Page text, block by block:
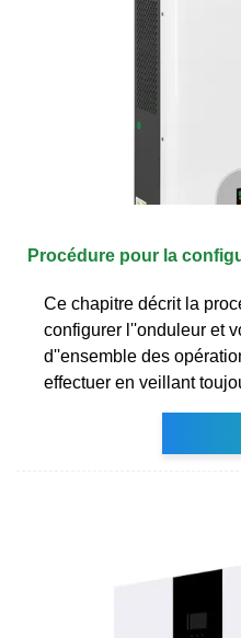
Procédure pour la
Ce chapitre décrit la
configurer l''onduleur et
d''ensemble des
effectuer en veillant